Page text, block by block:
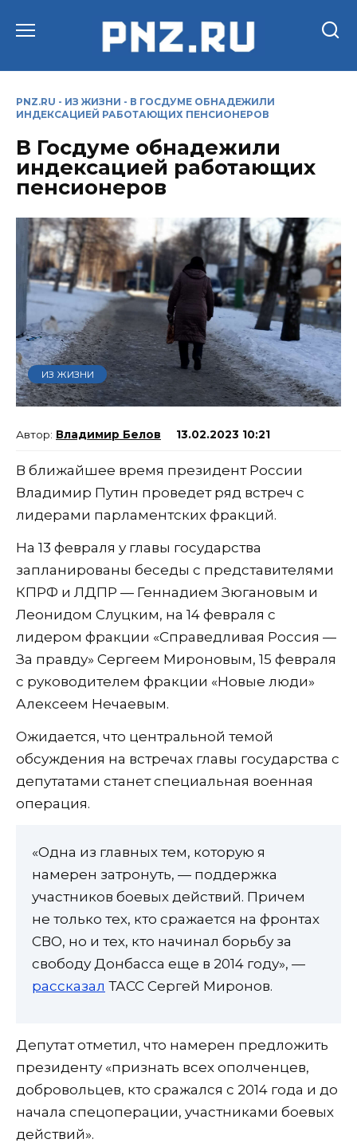
PNZ.RU - ИЗ ЖИЗНИ - В ГОСДУМЕ ОБНАДЕЖИЛИ
ИНДЕКСАЦИЕЙ РАБОТАЮЩИХ ПЕНСИОНЕРОВ
В Госдуме обнадежили
индексацией работающих
пенсионеров
ИЗ ЖИЗНИ
Владимир Белов 13.02.2023 10:21
В ближайшее время президент России
Владимир Путин проведет ряд встреч c
лидерами парламентских фракций.
На 13 февраля у главы государства
запланированы беседы с представителями
КПРФ и ЛДПР — Геннадием Зюгановым и
Леонидом Слуцким, на 14 февраля с
лидером фракции «Справедливая Россия —
За правду» Сергеем Мироновым, 15 февраля
с руководителем фракции «Новые люди»
Алексеем Нечаевым.
Ожидается, что центральной темой
обсуждения на встречах главы государства с
депутатами станет специальная военная
операция.
«Одна из главных тем, которую я
намерен затронуть, — поддержка
участников боевых действий. Причем
не только тех, кто сражается на фронтах
СВО, но и тех, кто начинал борьбу за
свободу Донбасса еще в 2014 году», —
рассказал ТАСС Сергей Миронов.
Депутат отметил, что намерен предложить
президенту «признать всех ополченцев,
добровольцев, кто сражался с 2014 года и до
начала спецоперации, участниками боевых
действий».